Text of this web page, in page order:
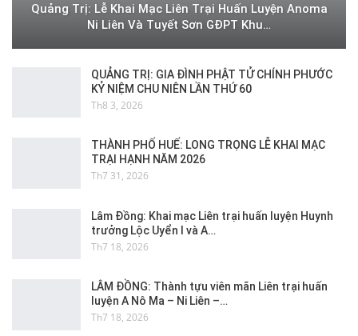
Quảng Trị: Lễ Khai Mạc Liên Trại Huấn Luyện Anoma
Ni Liên Và Tuyết Sơn GĐPT Khu…
QUẢNG TRỊ: GIA ĐÌNH PHẬT TỬ CHÍNH PHƯỚC
KỶ NIỆM CHU NIÊN LẦN THỨ 60
Th8 3, 2026
THÀNH PHỐ HUẾ: LONG TRỌNG LỄ KHAI MẠC
TRẠI HẠNH NĂM 2026
Th7 31, 2026
Lâm Đồng: Khai mạc Liên trại huấn luyện Huynh
trưởng Lộc Uyển I và A…
Th7 18, 2026
LÂM ĐỒNG: Thành tựu viên mãn Liên trại huấn
luyện A Nô Ma – Ni Liên –…
Th7 18, 2026